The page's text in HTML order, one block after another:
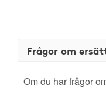
Frågor om
Om du har frågor